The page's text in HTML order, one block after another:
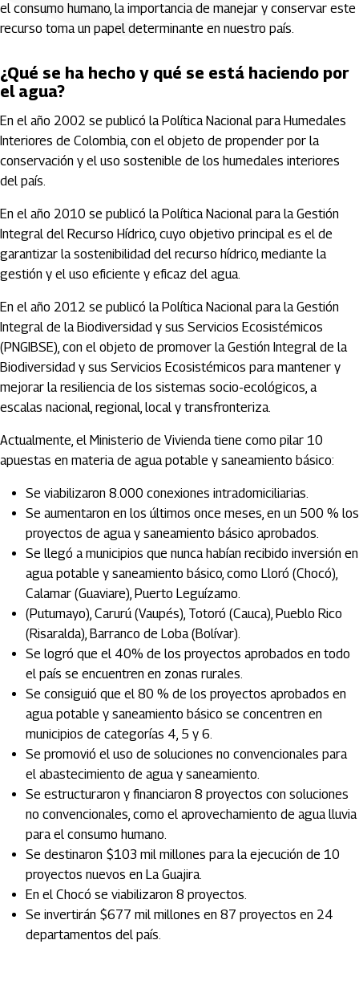
el consumo humano, la importancia de manejar y conservar este
recurso toma un papel determinante en nuestro país.
¿Qué se ha hecho y qué se está haciendo por
el agua?
En el año 2002 se publicó la Política Nacional para Humedales
Interiores de Colombia, con el objeto de propender por la
conservación y el uso sostenible de los humedales interiores
del país.
En el año 2010 se publicó la Política Nacional para la Gestión
Integral del Recurso Hídrico, cuyo objetivo principal es el de
garantizar la sostenibilidad del recurso hídrico, mediante la
gestión y el uso eficiente y eficaz del agua.
En el año 2012 se publicó la Política Nacional para la Gestión
Integral de la Biodiversidad y sus Servicios Ecosistémicos
(PNGIBSE), con el objeto de promover la Gestión Integral de la
Biodiversidad y sus Servicios Ecosistémicos para mantener y
mejorar la resiliencia de los sistemas socio-ecológicos, a
escalas nacional, regional, local y transfronteriza.
Actualmente, el Ministerio de Vivienda tiene como pilar 10
apuestas en materia de agua potable y saneamiento básico:
Se viabilizaron 8.000 conexiones intradomiciliarias.
Se aumentaron en los últimos once meses, en un 500 % los
proyectos de agua y saneamiento básico aprobados.
Se llegó a municipios que nunca habían recibido inversión en
agua potable y saneamiento básico, como Lloró (Chocó),
Calamar (Guaviare), Puerto Leguízamo.
(Putumayo), Carurú (Vaupés), Totoró (Cauca), Pueblo Rico
(Risaralda), Barranco de Loba (Bolívar).
Se logró que el 40% de los proyectos aprobados en todo
el país se encuentren en zonas rurales.
Se consiguió que el 80 % de los proyectos aprobados en
agua potable y saneamiento básico se concentren en
municipios de categorías 4, 5 y 6.
Se promovió el uso de soluciones no convencionales para
el abastecimiento de agua y saneamiento.
Se estructuraron y financiaron 8 proyectos con soluciones
no convencionales, como el aprovechamiento de agua lluvia
para el consumo humano.
Se destinaron $103 mil millones para la ejecución de 10
proyectos nuevos en La Guajira.
En el Chocó se viabilizaron 8 proyectos.
Se invertirán $677 mil millones en 87 proyectos en 24
departamentos del país.